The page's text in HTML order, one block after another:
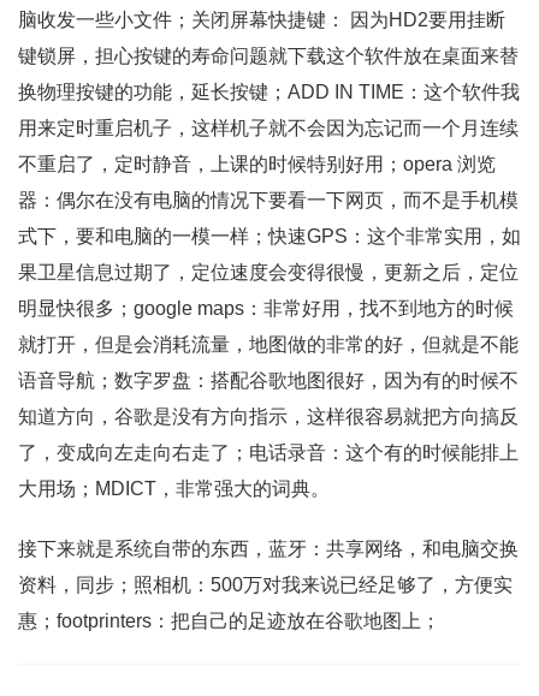
脑收发一些小文件；关闭屏幕快捷键： 因为HD2要用挂断
键锁屏，担心按键的寿命问题就下载这个软件放在桌面来替
换物理按键的功能，延长按键；ADD IN TIME：这个软件我
用来定时重启机子，这样机子就不会因为忘记而一个月连续
不重启了，定时静音，上课的时候特别好用；opera 浏览
器：偶尔在没有电脑的情况下要看一下网页，而不是手机模
式下，要和电脑的一模一样；快速GPS：这个非常实用，如
果卫星信息过期了，定位速度会变得很慢，更新之后，定位
明显快很多；google maps：非常好用，找不到地方的时候
就打开，但是会消耗流量，地图做的非常的好，但就是不能
语音导航；数字罗盘：搭配谷歌地图很好，因为有的时候不
知道方向，谷歌是没有方向指示，这样很容易就把方向搞反
了，变成向左走向右走了；电话录音：这个有的时候能排上
大用场；MDICT，非常强大的词典。
接下来就是系统自带的东西，蓝牙：共享网络，和电脑交换
资料，同步；照相机：500万对我来说已经足够了，方便实
惠；footprinters：把自己的足迹放在谷歌地图上；